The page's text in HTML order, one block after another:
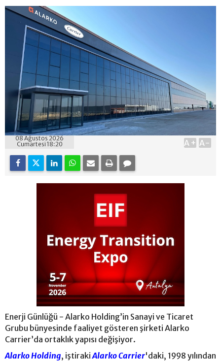
08 Ağustos 2026
Cumartesi 18:20
A+ A-
Enerji Günlüğü - Alarko Holding’in Sanayi ve Ticaret
Grubu bünyesinde faaliyet gösteren şirketi Alarko
Carrier’da ortaklık yapısı değişiyor.
Alarko Holding, iştirakiAlarko Carrier'daki, 1998 yılından